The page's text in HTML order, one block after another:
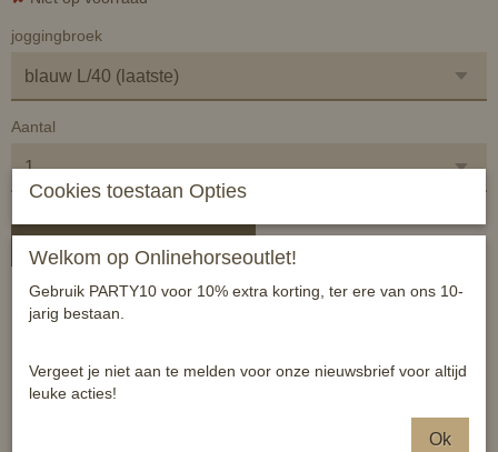
joggingbroek
Aantal
HORKA is jarig!
Om HORKA's 65 jarig bestaan te vieren is de speciale, exclusieve
comfortabele kleding dat gedragen kan worden op/voor
verschillende gelegenheden. Of jij deze kleding nu wil gebruiken
voor het rijden, als bescherming voor witte wedstrijdkleding, voor
outdoor activiteiten of om te relaxen; er is een product uit de
Cookies toestaan Opties
Welkom op Onlinehorseoutlet!
Gebruik PARTY10 voor 10% extra korting, ter ere van ons 10-
jarig bestaan.
Vergeet je niet aan te melden voor onze nieuwsbrief voor altijd
leuke acties!
Ok